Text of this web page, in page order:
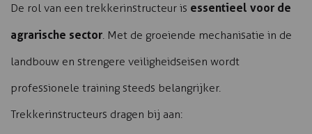
De rol van een trekkerinstructeur is essentieel voor de
agrarische sector. Met de groeiende mechanisatie in de
landbouw en strengere veiligheidseisen wordt
professionele training steeds belangrijker.
Trekkerinstructeurs dragen bij aan: